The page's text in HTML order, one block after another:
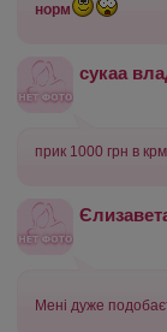
норм
сукаа
прик 1000 грн в
Мені дуже